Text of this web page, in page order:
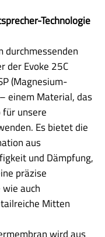
Technologie
durchmessenden
der Evoke 25C
(Magnesium-
einem Material, das
unsere
Es bietet die
aus
und Dämpfung,
präzise
auch
Mitten